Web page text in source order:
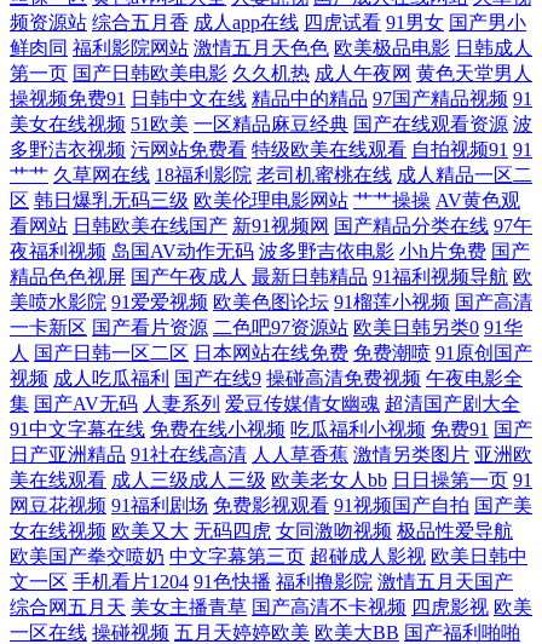
洲欧美乱日韩乱 国产天堂网 亚洲午夜人成 bt之家bt天堂 夜色资源总站 欧
美老妇人xxxx 中文字幕在线看 久草免费网址 一本大道中文日本香蕉 黄色
伊人 午夜影视91 国产ts色色一区 日韩不卡五区 操逼片免费的 平泉二手网
91社永久入口 美女美女高清毛 伊人久久青草伊人 国色天香精品亚洲精品
无码人妻装修 豆花AV在线播放 日韩国产精品天天更新 www91一区 欧美
日韩另类另类 91啦中文在线伦 美日韩综合精 在线观看精品 狠狠干狠狠艹
狠狠 午夜影院色 国产精品亚洲aⅴ片 色偷偷超碰人人网 成人伊人伊 日本护
士zz av福利网在线 欧美黄色网 最新亚洲人无 久久不射网站 这里只频精品
6 久99爱精品在线观 亚洲日韩小电影在线观 国产一区在线播 午夜看片在
线观看 国产大片免费线上观 日韩精品精 AV女优久久嗳 欧美激情精 自拍
频资源站 综合五月香 成人app在线 四虎试看 91男女 国产男小
鲜肉同 福利影院网站 激情五月天色色 欧美极品电影 日韩成人
第一页 国产日韩欧美电影 久久机热 成人午夜网 黄色天堂男人
操视频免费91 日韩中文在线 精品中的精品 97国产精品视频 91
美女在线视频 51欧美 一区精品麻豆经典 国产在线观看资源 波
多野洁衣视频 污网站免费看 特级欧美在线观看 自拍视频91 91
艹艹 久草网在线 18福利影院 老司机蜜桃在线 成人精品一区二
区 韩日爆乳无码三级 欧美伦理电影网站 艹艹操操 AV黄色观
看网站 日韩欧美在线国产 新91视频网 国产精品分类在线 97午
夜福利视频 岛国AV动作无码 波多野吉依电影 小h片免费 国产
精品色色视屏 国产午夜成人 最新日韩精品 91福利视频导航 欧
美喷水影院 91爱爱视频 欧美色图论坛 91榴莲小视频 国产高清
一卡新区 国产看片资源 二色吧97资源站 欧美日韩另类0 91华
人 国产日韩一区二区 日本网站在线免费 免费潮喷 91原创国产
视频 成人吃瓜福利 国产在线9 操碰高清免费视频 午夜电影全
集 国产AV无码 人妻系列 爱豆传媒倩女幽魂 超清国产剧大全
91中文字幕在线 免费在线小视频 吃瓜福利小视频 免费91 国产
日产亚洲精品 91社在线高清 人人草香蕉 激情另类图片 亚洲欧
美在线观看 成人三级成人三级 欧美老女人bb 日日操第一页 91
网豆花视频 91福利剧场 免费影视观看 91视频国产自拍 国产美
女在线视频 欧美又大 无码四虎 女同激吻视频 极品性爱导航
欧美国产拳交喷奶 中文字幕第三页 超碰成人影视 欧美日韩中
文一区 手机看片1204 91色快播 福利撸影院 激情五月天国产
综合网五月天 美女主播青草 国产高清不卡视频 四虎影视 欧美
一区在线 操碰视频 五月天婷婷欧美 欧美大BB 国产福利啪啪